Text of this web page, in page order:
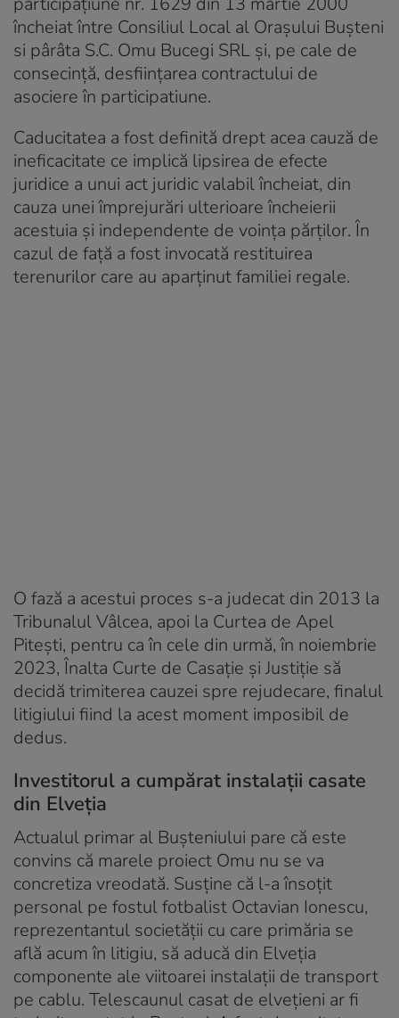
încheiat între Consiliul Local al Oraşului Buşteni
si pârâta S.C. Omu Bucegi SRL și, pe cale de
consecinţă, desfiinţarea contractului de
asociere în participatiune.
Caducitatea a fost definită drept acea cauză de
ineficacitate ce implică lipsirea de efecte
juridice a unui act juridic valabil încheiat, din
cauza unei împrejurări ulterioare încheierii
acestuia şi independente de voinţa părţilor. În
cazul de față a fost invocată restituirea
terenurilor care au aparținut familiei regale.
O fază a acestui proces s-a judecat din 2013 la
Tribunalul Vâlcea, apoi la Curtea de Apel
Pitești, pentru ca în cele din urmă, în noiembrie
2023, Înalta Curte de Casație și Justiție să
decidă trimiterea cauzei spre rejudecare, finalul
litigiului fiind la acest moment imposibil de
dedus.
Investitorul a cumpărat instalații casate
din Elveția
Actualul primar al Bușteniului pare că este
convins că marele proiect Omu nu se va
concretiza vreodată. Susține că l-a însoțit
personal pe fostul fotbalist Octavian Ionescu,
reprezentantul societății cu care primăria se
află acum în litigiu, să aducă din Elveția
componente ale viitoarei instalații de transport
pe cablu. Telescaunul casat de elvețieni ar fi